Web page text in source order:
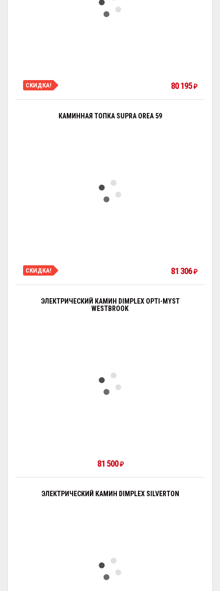
СКИДКА! 80 195₽
КАМИННАЯ ТОПКА SUPRA OREA 59
СКИДКА! 81 306₽
ЭЛЕКТРИЧЕСКИЙ КАМИН DIMPLEX OPTI-MYST
WESTBROOK
81 500₽
ЭЛЕКТРИЧЕСКИЙ КАМИН DIMPLEX SILVERTON